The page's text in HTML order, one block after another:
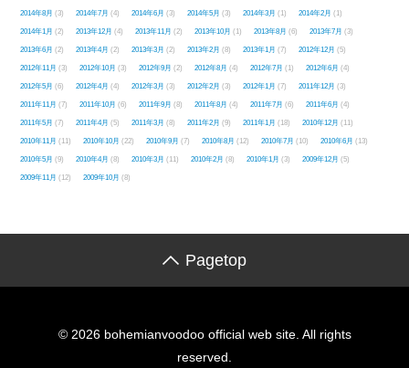
2014年8月 (3) 2014年7月 (4) 2014年6月 (3) 2014年5月 (3) 2014年3月 (1) 2014年2月 (1)
2014年1月 (2) 2013年12月 (4) 2013年11月 (2) 2013年10月 (1) 2013年8月 (6) 2013年7月 (3)
2013年6月 (2) 2013年4月 (2) 2013年3月 (2) 2013年2月 (8) 2013年1月 (7) 2012年12月 (5)
2012年11月 (3) 2012年10月 (3) 2012年9月 (2) 2012年8月 (4) 2012年7月 (1) 2012年6月 (4)
2012年5月 (6) 2012年4月 (4) 2012年3月 (3) 2012年2月 (3) 2012年1月 (7) 2011年12月 (3)
2011年11月 (7) 2011年10月 (6) 2011年9月 (8) 2011年8月 (4) 2011年7月 (6) 2011年6月 (4)
2011年5月 (7) 2011年4月 (5) 2011年3月 (8) 2011年2月 (9) 2011年1月 (18) 2010年12月 (11)
2010年11月 (11) 2010年10月 (22) 2010年9月 (7) 2010年8月 (12) 2010年7月 (10) 2010年6月 (13)
2010年5月 (9) 2010年4月 (8) 2010年3月 (11) 2010年2月 (8) 2010年1月 (3) 2009年12月 (5)
2009年11月 (12) 2009年10月 (8)
Pagetop
© 2026 bohemianvoodoo official web site. All rights
reserved.